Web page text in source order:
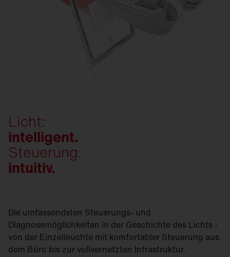
Licht:
intelligent.
Steuerung:
intuitiv.
Die umfassendsten Steuerungs- und
Diagnosemöglichkeiten in der Geschichte des Lichts -
von der Einzelleuchte mit komfortabler Steuerung aus
dem Büro bis zur vollvernetzten Infrastruktur.